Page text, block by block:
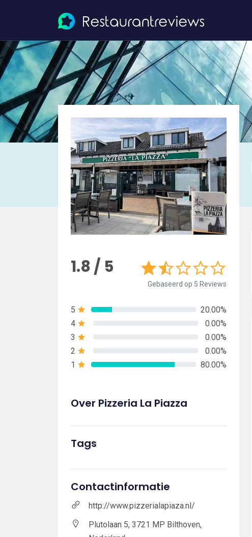
1.8 / 5
Gebaseerd op 5 Reviews
5
20.00%
4
0.00%
3
0.00%
2
0.00%
1
80.00%
Over Pizzeria La Piazza
Tags
Contactinformatie
http://www.pizzerialapiaza.nl/
Plutolaan 5, 3721 MP Bilthoven,